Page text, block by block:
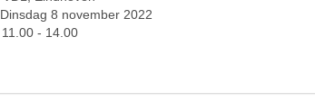
Dinsdag 8 november 2022
11.00 - 14.00